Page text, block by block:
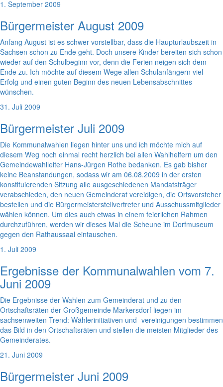
1. September 2009
Bürgermeister August 2009
Anfang August ist es schwer vorstellbar, dass die Haupturlaubszeit in
Sachsen schon zu Ende geht. Doch unsere Kinder bereiten sich schon
wieder auf den Schulbeginn vor, denn die Ferien neigen sich dem
Ende zu. Ich möchte auf diesem Wege allen Schulanfängern viel
Erfolg und einen guten Beginn des neuen Lebensabschnittes
wünschen.
31. Juli 2009
Bürgermeister Juli 2009
Die Kommunalwahlen liegen hinter uns und ich möchte mich auf
diesem Weg noch einmal recht herzlich bei allen Wahlhelfern um den
Gemeindewahlleiter Hans-Jürgen Rothe bedanken. Es gab bisher
keine Beanstandungen, sodass wir am 06.08.2009 in der ersten
konstituierenden Sitzung alle ausgeschiedenen Mandatsträger
verabschieden, den neuen Gemeinderat vereidigen, die Ortsvorsteher
bestellen und die Bürgermeisterstellvertreter und Ausschussmitglieder
wählen können. Um dies auch etwas in einem feierlichen Rahmen
durchzuführen, werden wir dieses Mal die Scheune im Dorfmuseum
gegen den Rathaussaal eintauschen.
1. Juli 2009
Ergebnisse der Kommunalwahlen vom 7.
Juni 2009
Die Ergebnisse der Wahlen zum Gemeinderat und zu den
Ortschaftsräten der Großgemeinde Markersdorf liegen im
sachsenweiten Trend: Wählerinitiativen und -vereinigungen bestimmen
das Bild in den Ortschaftsräten und stellen die meisten Mitglieder des
Gemeinderates.
21. Juni 2009
Bürgermeister Juni 2009